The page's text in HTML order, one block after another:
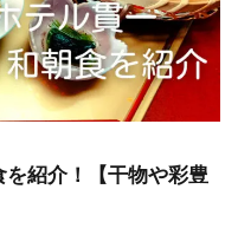
紹介！【干物や彩豊